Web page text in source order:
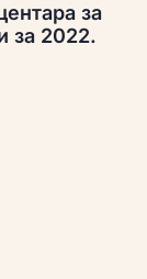
за
за 2022.